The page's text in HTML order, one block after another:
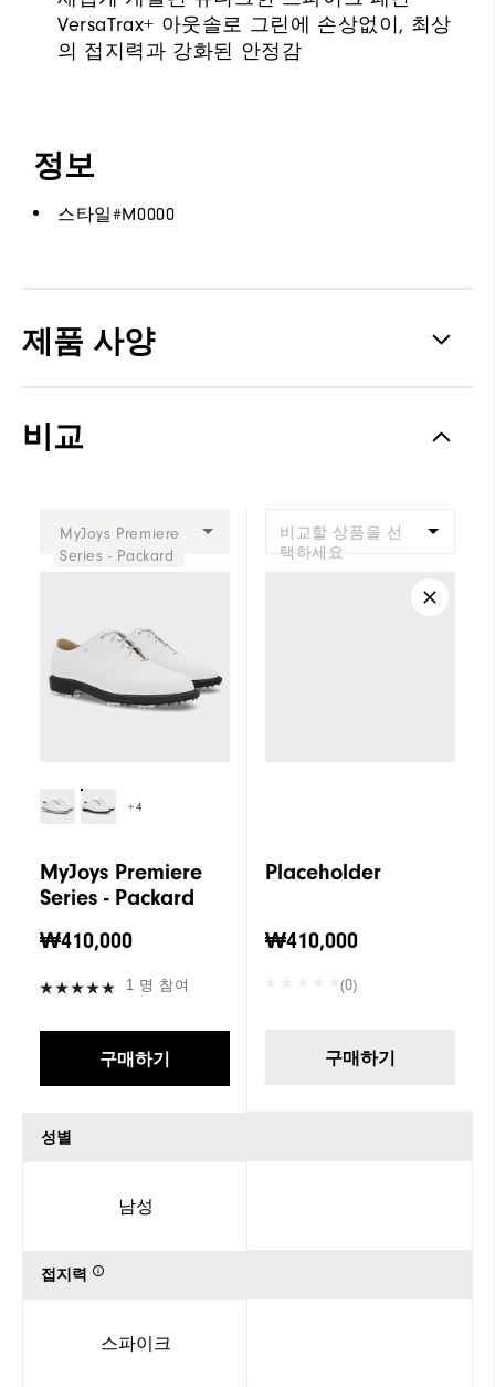
VersaTrax+ 아웃솔로 그린에 손상없이, 최상
의 접지력과 강화된 안정감
정보
스타일#M0000
제품 사양
Traction
비교
MyJoys Premiere
Series - Packard
+4
MyJoys Premiere
Series - Packard
₩410,000
1 명 참여
구매하기
성별
남성
접지력
스파이크
비교할 상품을 선
택하세요
Placeholder
₩410,000
(0)
구매하기